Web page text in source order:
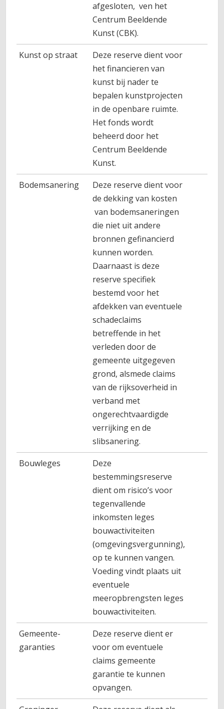
afgesloten, ven het
Centrum Beeldende
Kunst (CBK).
Kunst op straat
Deze reserve dient voor
het financieren van
kunst bij nader te
bepalen kunstprojecten
in de openbare ruimte.
Het fonds wordt
beheerd door het
Centrum Beeldende
Kunst.
Bodemsanering
Deze reserve dient voor
de dekking van kosten
van bodemsaneringen
die niet uit andere
bronnen gefinancierd
kunnen worden.
Daarnaast is deze
reserve specifiek
bestemd voor het
afdekken van eventuele
schadeclaims
betreffende in het
verleden door de
gemeente uitgegeven
grond, alsmede claims
van de rijksoverheid in
verband met
ongerechtvaardigde
verrijking en de
slibsanering.
Bouwleges
Deze
bestemmingsreserve
dient om risico’s voor
tegenvallende
inkomsten leges
bouwactiviteiten
(omgevingsvergunning),
op te kunnen vangen.
Voeding vindt plaats uit
eventuele
meeropbrengsten leges
bouwactiviteiten.
Gemeente-
garanties
Deze reserve dient er
voor om eventuele
claims gemeente
garantie te kunnen
opvangen.